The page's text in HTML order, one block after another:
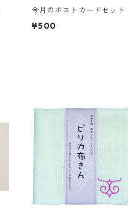
今月のポストカードセット
¥500